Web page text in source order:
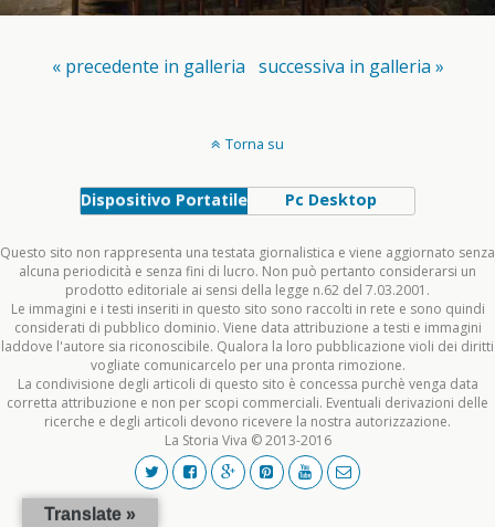
« precedente in galleria successiva in galleria »
Torna su
Dispositivo Portatile Pc Desktop
Questo sito non rappresenta una testata giornalistica e viene aggiornato senza
alcuna periodicità e senza fini di lucro. Non può pertanto considerarsi un
prodotto editoriale ai sensi della legge n.62 del 7.03.2001.
Le immagini e i testi inseriti in questo sito sono raccolti in rete e sono quindi
considerati di pubblico dominio. Viene data attribuzione a testi e immagini
laddove l'autore sia riconoscibile. Qualora la loro pubblicazione violi dei diritti
vogliate comunicarcelo per una pronta rimozione.
La condivisione degli articoli di questo sito è concessa purchè venga data
corretta attribuzione e non per scopi commerciali. Eventuali derivazioni delle
ricerche e degli articoli devono ricevere la nostra autorizzazione.
La Storia Viva © 2013-2016
Translate »